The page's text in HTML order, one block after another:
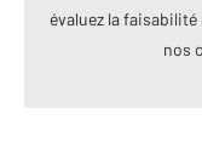
évaluez la
nos